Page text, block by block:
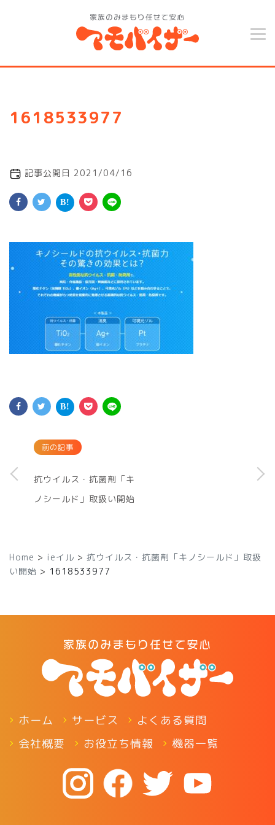
1618533977
記事公開日 2021/04/16
前の記事
抗ウイルス・抗菌剤「キ
ノシールド」取扱い開始
Home > ieイル > 抗ウイルス・抗菌剤「キノシールド」取扱
い開始 > 1618533977
ホーム サービス
よくある質問
会社概要
お役立ち情報 機器一覧